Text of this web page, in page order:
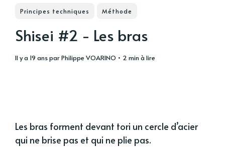
Principes techniques Méthode
Shisei #2 - Les bras
il y a 19 ansparPhilippe VOARINO • 2 min à lire
Les bras forment devant tori un cercle d’acier
qui ne brise pas et qui ne plie pas.